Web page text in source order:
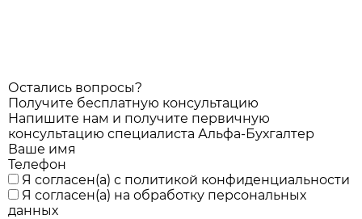
Остались вопросы?
Получите бесплатную консультацию
Напишите нам и получите первичную
консультацию специалиста Альфа-Бухгалтер
Ваше имя
Телефон
Я согласен(а) с политикой конфиденциальности
Я согласен(а) на обработку персональных
данных